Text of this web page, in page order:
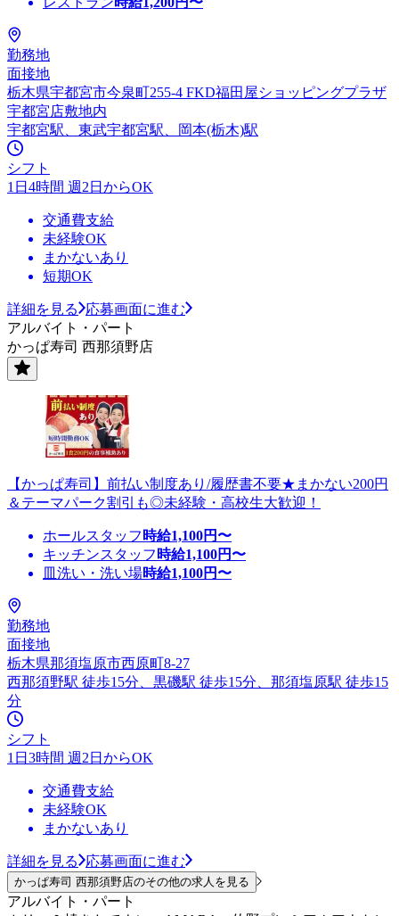
勤務地
面接地
栃木県宇都宮市今泉町255-4 FKD福田屋ショッピングプラザ
宇都宮店敷地内
宇都宮駅、東武宇都宮駅、岡本(栃木)駅
シフト
1日4時間 週2日からOK
交通費支給
未経験OK
まかないあり
短期OK
詳細を見る
応募画面に進む
アルバイト・パート
かっぱ寿司 西那須野店
【かっぱ寿司】前払い制度あり/履歴書不要★まかない200円
＆テーマパーク割引も◎未経験・高校生大歓迎！
ホールスタッフ 時給1,100円〜
キッチンスタッフ 時給1,100円〜
皿洗い・洗い場時給1,100円〜
勤務地
面接地
栃木県那須塩原市西原町8-27
西那須野駅 徒歩15分、黒磯駅 徒歩15分、那須塩原駅 徒歩15
分
シフト
1日3時間 週2日からOK
交通費支給
未経験OK
まかないあり
詳細を見る 応募画面に進む
かっぱ寿司 西那須野店のその他の求人を見る
アルバイト・パート